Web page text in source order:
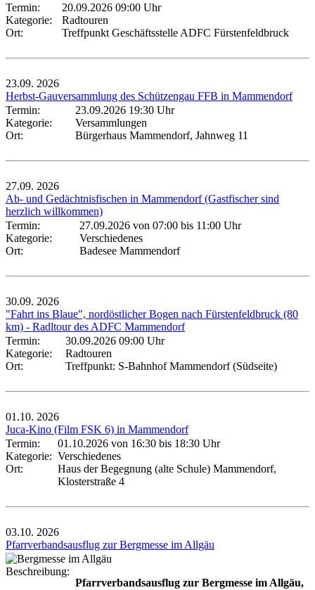
Termin:
20.09.2026 09:00 Uhr
Kategorie:
Radtouren
Ort:
Treffpunkt Geschäftsstelle ADFC Fürstenfeldbruck
23.09. 2026
Herbst-Gauversammlung des Schützengau FFB in Mammendorf
Termin:
23.09.2026 19:30 Uhr
Kategorie:
Versammlungen
Ort:
Bürgerhaus Mammendorf, Jahnweg 11
27.09. 2026
Ab- und Gedächtnisfischen in Mammendorf (Gastfischer sind
herzlich willkommen)
Termin:
27.09.2026 von 07:00 bis 11:00 Uhr
Kategorie:
Verschiedenes
Ort:
Badesee Mammendorf
30.09. 2026
"Fahrt ins Blaue", nordöstlicher Bogen nach Fürstenfeldbruck (80
km) - Radltour des ADFC Mammendorf
Termin:
30.09.2026 09:00 Uhr
Kategorie:
Radtouren
Ort:
Treffpunkt: S-Bahnhof Mammendorf (Südseite)
01.10. 2026
Juca-Kino (Film FSK 6) in Mammendorf
Termin:
01.10.2026 von 16:30 bis 18:30 Uhr
Kategorie: Verschiedenes
Ort:
Haus der Begegnung (alte Schule) Mammendorf,
Klosterstraße 4
03.10. 2026
Pfarrverbandsausflug zur Bergmesse im Allgäu
Beschreibung:
Pfarrverbandsausflug zur Bergmesse im Allgäu,